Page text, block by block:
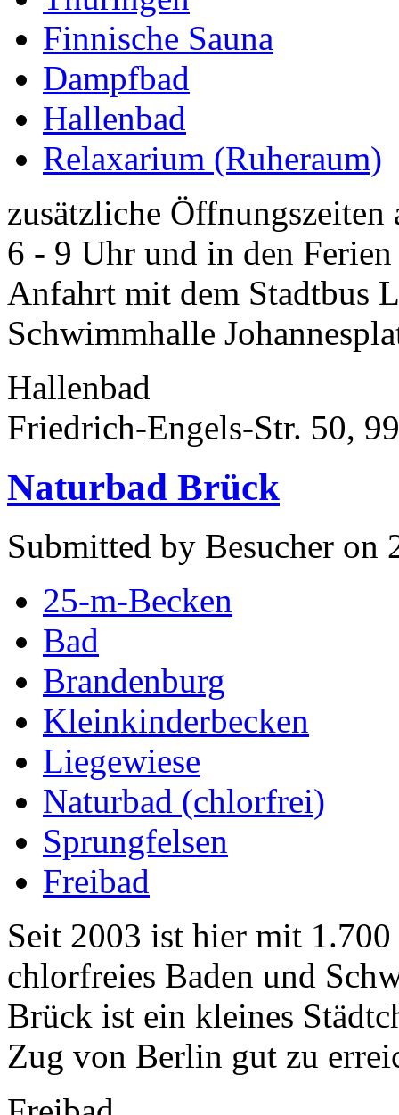
Finnische Sauna
Dampfbad
Hallenbad
Relaxarium (Ruheraum)
zusätzliche
6 - 9 Uhr und in den Ferien
Anfahrt mit dem Stadtbus
Schwimmhalle
Hallenbad
Friedrich-Engels-Str. 50,
Naturbad Brück
Submitted by Besucher on
25-m-Becken
Bad
Brandenburg
Kleinkinderbecken
Liegewiese
Naturbad (chlorfrei)
Sprungfelsen
Freibad
Seit 2003 ist hier mit 1.700
chlorfreies Baden und
Brück ist ein kleines
Zug von Berlin gut zu